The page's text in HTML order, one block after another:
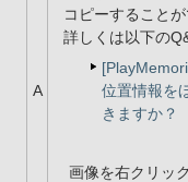
A
コピーすることが
詳しくは以下の
位置情報を
きますか？
画像を右クリッ